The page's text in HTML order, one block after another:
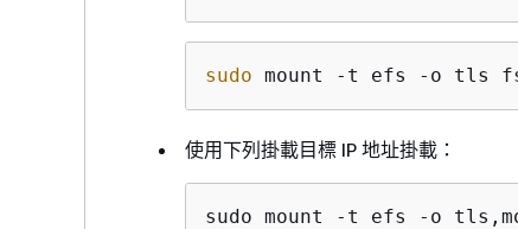
sudo mount -t efs -o tls
使用下列掛載目標 IP 地址掛載：
sudo mount -t efs -o